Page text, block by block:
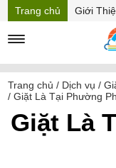
Trang chủ Giới
Trang chủ / Dịch vụ /
/Giặt Là Tại Phường
Giặt Là